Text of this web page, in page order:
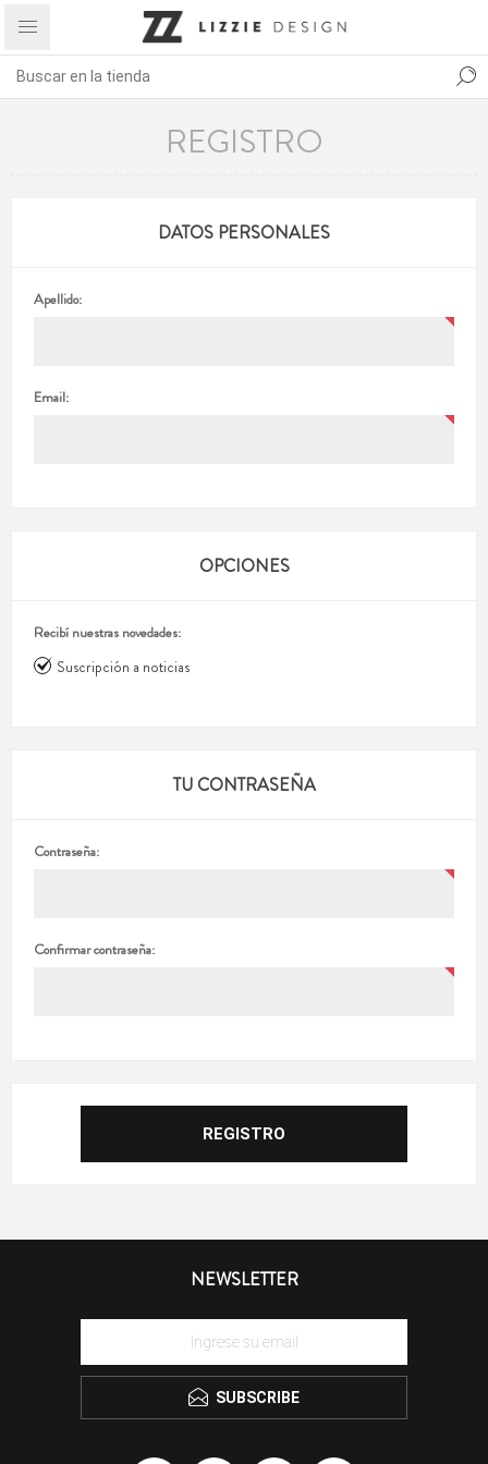
REGISTRO
DATOS PERSONALES
Apellido:
Email:
OPCIONES
Recibí nuestras novedades:
Suscripción a noticias
TU CONTRASEÑA
Contraseña:
Confirmar contraseña:
NEWSLETTER
SUBSCRIBE